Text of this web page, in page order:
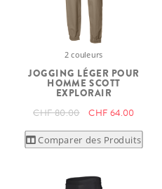
2 couleurs
JOGGING LÉGER POUR
HOMME SCOTT
EXPLORAIR
CHF 80.00 CHF 64.00
Comparer des Produits